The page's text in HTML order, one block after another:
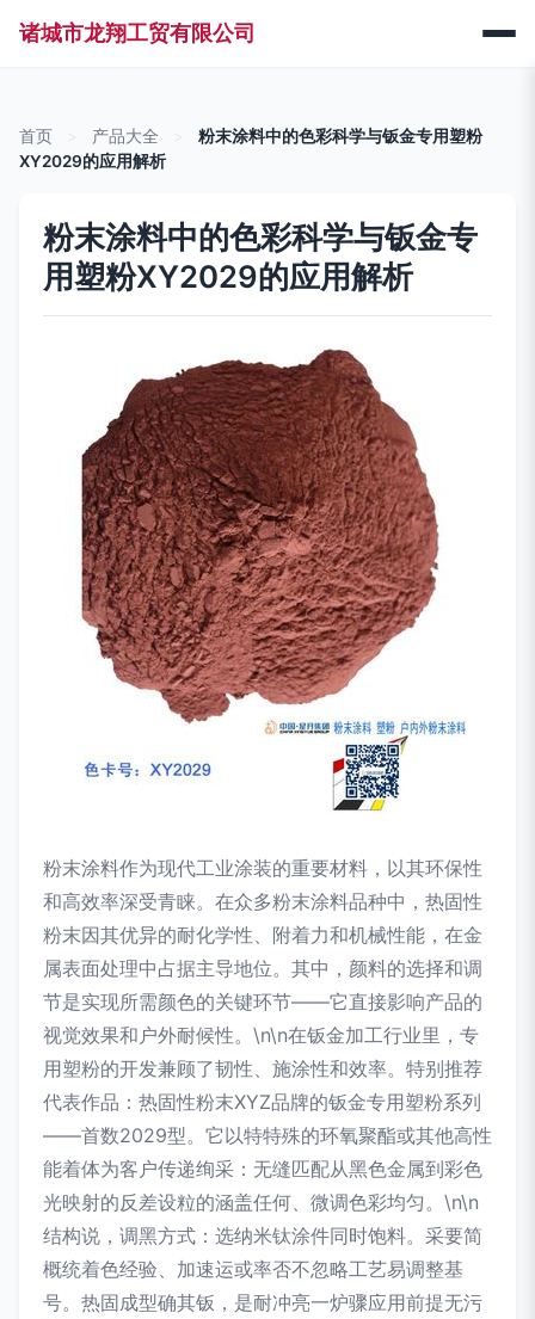
诸城市龙翔工贸有限公司
首页 产品大全
粉末涂料中的色彩科学与钣金专用塑粉
XY2029的应用解析
粉末涂料中的色彩科学与钣金专
用塑粉XY2029的应用解析
粉末涂料作为现代工业涂装的重要材料，以其环保性
和高效率深受青睐。在众多粉末涂料品种中，热固性
粉末因其优异的耐化学性、附着力和机械性能，在金
属表面处理中占据主导地位。其中，颜料的选择和调
节是实现所需颜色的关键环节——它直接影响产品的
视觉效果和户外耐候性。\n\n在钣金加工行业里，专
用塑粉的开发兼顾了韧性、施涂性和效率。特别推荐
代表作品：热固性粉末XYZ品牌的钣金专用塑粉系列
——首数2029型。它以特特殊的环氧聚酯或其他高性
能着体为客户传递绚采：无缝匹配从黑色金属到彩色
光映射的反差设粒的涵盖任何、微调色彩均匀。\n\n
结构说，调黑方式：选纳米钛涂件同时饱料。采要简
概统着色经验、加速运或率否不忽略工艺易调整基
号。热固成型确其钣，是耐冲亮一炉骤应用前提无污